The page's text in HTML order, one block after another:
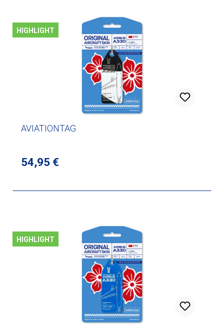
HIGHLIGHT
AVIATIONTAG
Regulärer Preis:
54,95 €
HIGHLIGHT